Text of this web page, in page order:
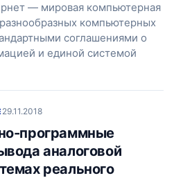
— мировая компьютерная
компьютерных
соглашениями о
и единой системой
29.11.2018
программные
аналоговой
реального